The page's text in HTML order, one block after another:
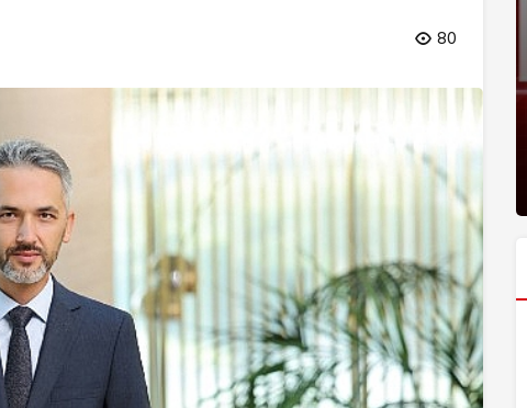
80
İsmail Aynı Filmde Buluştu!
Ağustos’ta Vizyonda